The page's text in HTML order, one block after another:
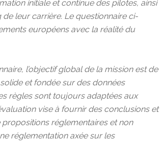
initiale et continue des pilotes, ainsi
leur carrière. Le questionnaire ci-
européens avec la réalité du
l’objectif global de la mission est de
et fondée sur des données
règles sont toujours adaptées aux
vise à fournir des conclusions et
réglementaires et non
réglementation axée sur les